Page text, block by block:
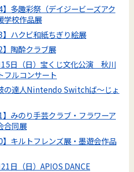
】多趣彩祭（デイジービーズアク
学校作品展
】ハクビ和紙ちぎり絵展
】陶酔クラブ展
15日（日）宝くじ文化公演 秋川
フルコンサート
の達人Nintendo Switchば～じょ
】みのり手芸クラブ・フラワーア
合同展
】キルトフレンズ展・墨遊会作品
日（日）APIOS DANCE